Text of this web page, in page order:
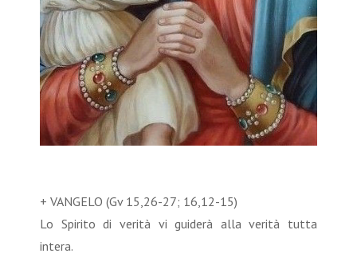
+ VANGELO (Gv 15,26-27; 16,12-15)
Lo Spirito di verità vi guiderà alla verità tutta
intera.